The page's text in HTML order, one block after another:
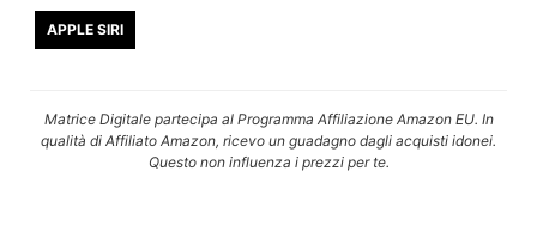
APPLE SIRI
Matrice Digitale partecipa al Programma Affiliazione Amazon EU. In
qualità di Affiliato Amazon, ricevo un guadagno dagli acquisti idonei.
Questo non influenza i prezzi per te.